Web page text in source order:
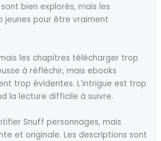
bien explorés, mais les
jeunes pour être vraiment
les chapitres télécharger trop
à réfléchir, mais ebooks
trop évidentes. L’intrigue est trop
la lecture difficile à suivre.
Snuff personnages, mais
et originale. Les descriptions sont